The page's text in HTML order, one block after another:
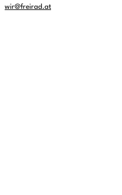
wir@freirad.at